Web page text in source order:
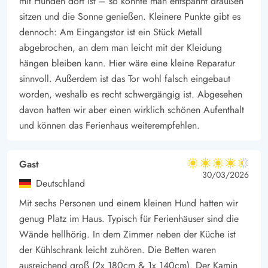
sitzen und die Sonne genießen. Kleinere Punkte gibt es
dennoch: Am Eingangstor ist ein Stück Metall
abgebrochen, an dem man leicht mit der Kleidung
hängen bleiben kann. Hier wäre eine kleine Reparatur
sinnvoll. Außerdem ist das Tor wohl falsch eingebaut
worden, weshalb es recht schwergängig ist. Abgesehen
davon hatten wir aber einen wirklich schönen Aufenthalt
und können das Ferienhaus weiterempfehlen.
Gast
Deutschland
4.5 von 5
4.5 von 5
4.5 out of 5
30/03/2026
Mit sechs Personen und einem kleinen Hund hatten wir
genug Platz im Haus. Typisch für Ferienhäuser sind die
Wände hellhörig. In dem Zimmer neben der Küche ist
der Kühlschrank leicht zuhören. Die Betten waren
ausreichend groß (2x 180cm & 1x 140cm). Der Kamin